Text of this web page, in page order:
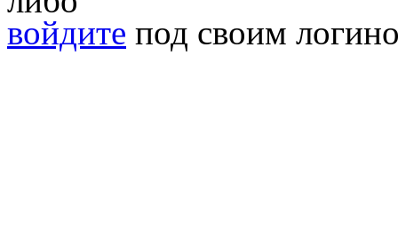
войдите под своим